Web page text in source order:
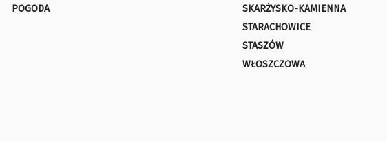
POGODA
SKARŻYSKO-KAMIENNA
STARACHOWICE
STASZÓW
WŁOSZCZOWA